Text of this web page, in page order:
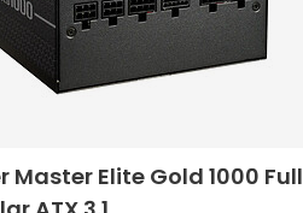
Master Elite Gold 1000 Full